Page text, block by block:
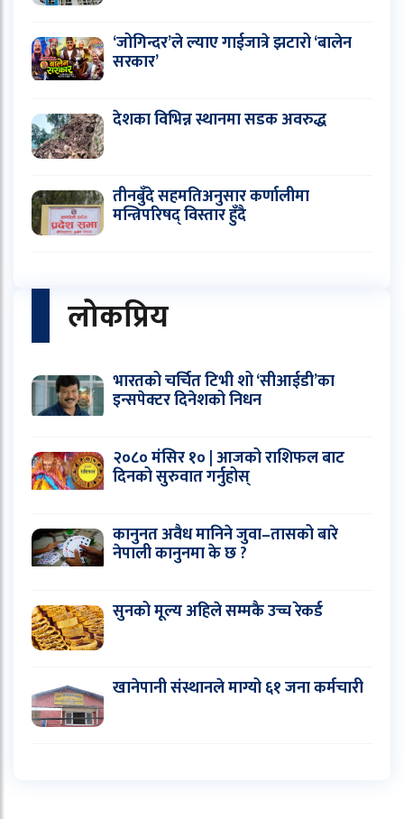
‘जोगिन्दर’ले ल्याए गाईजात्रे झटारो ‘बालेन
सरकार’
देशका विभिन्न स्थानमा सडक अवरुद्ध
तीनबुँदे सहमतिअनुसार कर्णालीमा
मन्त्रिपरिषद् विस्तार हुँदै
लोकप्रिय
भारतको चर्चित टिभी शो ‘सीआईडी’का
इन्सपेक्टर दिनेशको निधन
२०८० मंसिर १० | आजको राशिफल बाट
दिनको सुरुवात गर्नुहोस्
कानुनत अवैध मानिने जुवा–तासको बारे
नेपाली कानुनमा के छ ?
सुनको मूल्य अहिले सम्मकै उच्च रेकर्ड
खानेपानी संस्थानले माग्यो ६१ जना कर्मचारी